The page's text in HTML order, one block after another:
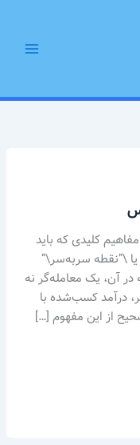
Menu
کلیدی که باید
\”نقطه سربه‌سر\”
در آن، یک معامله‌گر نه
درآمد کسب‌شده با
از این مفهوم […]